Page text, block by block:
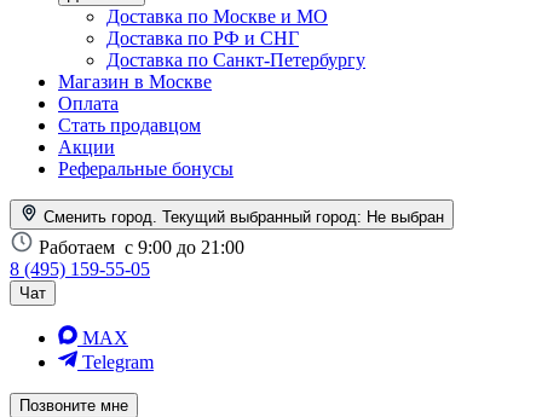
Доставка по Москве и МО
Доставка по РФ и СНГ
Доставка по Санкт-Петербургу
Магазин в Москве
Оплата
Стать продавцом
Акции
Реферальные бонусы
Сменить город. Текущий выбранный город: Не выбран
Работаем с 9:00 до 21:00
8 (495) 159-55-05
Чат
MAX
Telegram
Позвоните мне